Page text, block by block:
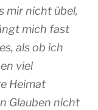
mir nicht übel,
mich fast
als ob ich
viel
Heimat
Glauben nicht